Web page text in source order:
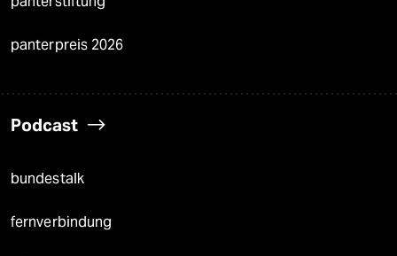
panterpreis 2026
Podcast
bundestalk
fernverbindung